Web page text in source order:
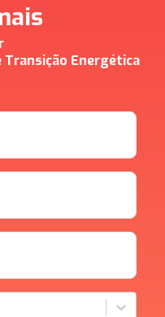
Transição Energética